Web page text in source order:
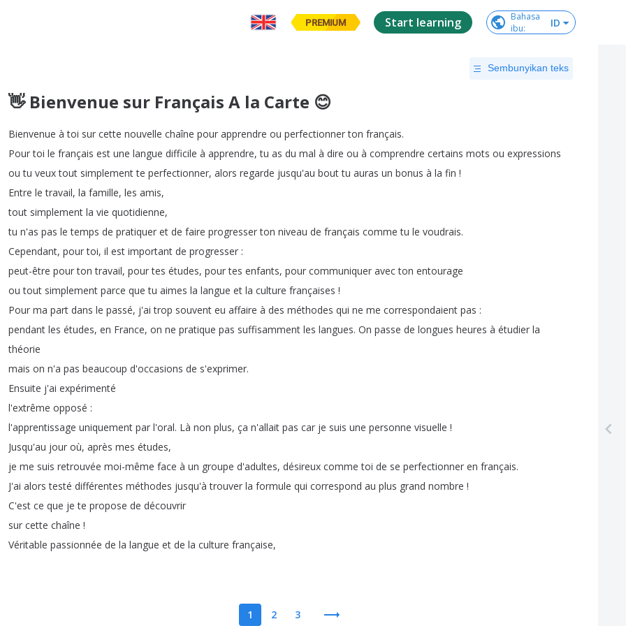
PREMIUM Start learning
Bahasa
ibu: ID
Sembunyikan teks
👋 Bienvenue sur Français A la Carte 😊
Bienvenue à toi sur cette nouvelle chaîne pour apprendre ou perfectionner ton français.
Pour toi le français est une langue difficile à apprendre,tu as du mal à dire ou à comprendre certains mots ou expressions
ou tu veux tout simplement te perfectionner, alors regarde jusqu'au bout tu auras un bonus à la fin !
Entre le travail, la famille, les amis,
tout simplement la vie quotidienne,
tu n'as pas le temps de pratiquer et de faire progresser ton niveau de français comme tu le voudrais.
Cependant, pour toi, il est important de progresser :
peut-être pour ton travail, pour tes études, pour tes enfants, pour communiquer avec ton entourage
ou tout simplement parce que tu aimes la langue et la culture françaises !
Pour ma part dans le passé, j'ai trop souvent eu affaire à des méthodes qui ne me correspondaient pas :
pendant les études, en France, on ne pratique pas suffisamment les langues. On passe de longues heures à étudier la
théorie
mais on n'a pas beaucoup d'occasions de s'exprimer.
Ensuite j'ai expérimenté
l'extrême opposé :
l'apprentissage uniquement par l'oral. Là non plus, ça n'allait pas car je suis une personne visuelle !
Jusqu'au jour où, après mes études,
je me suis retrouvée moi-même face à un groupe d'adultes, désireux comme toi de se perfectionner en français.
J'ai alors testé différentes méthodes jusqu'à trouver la formule qui correspond au plus grand nombre !
C'est ce que je te propose de découvrir
sur cette chaîne !
Véritable passionnée de la langue et de la culture française,
1 2 3